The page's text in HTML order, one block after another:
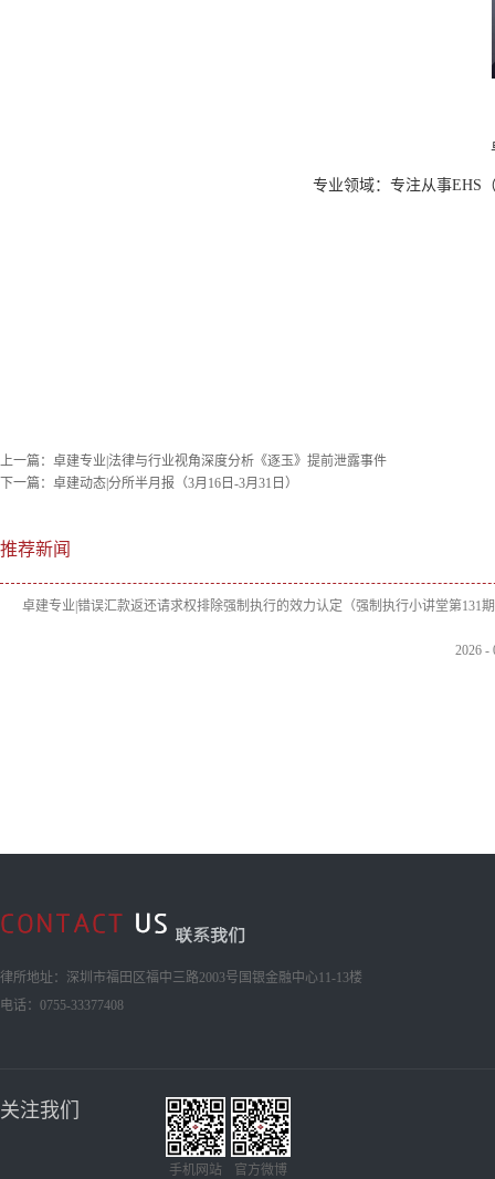
专业领域：专注从事EHS
上一篇： 卓建专业|法律与行业视角深度分析《逐玉》提前泄露事件
下一篇： 卓建动态|分所半月报（3月16日-3月31日）
推荐新闻
卓建专业|错误汇款返还请求权排除强制执行的效力认定（强制执行小讲堂第131
2026 -
律所地址：深圳市福田区福中三路2003号国银金融中心11-13楼
电话：0755-33377408
关注我们
手机网站 官方微博